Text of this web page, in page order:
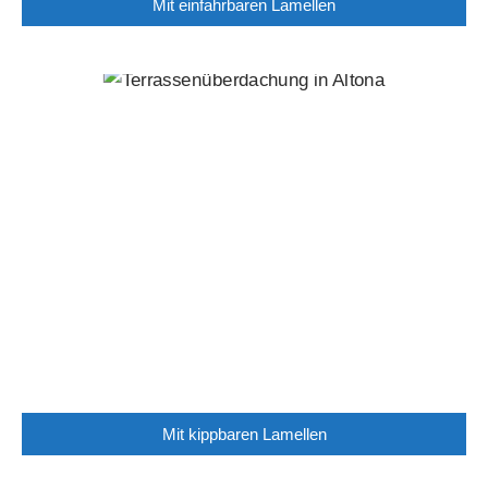
Mit einfahrbaren Lamellen
Mit kippbaren Lamellen